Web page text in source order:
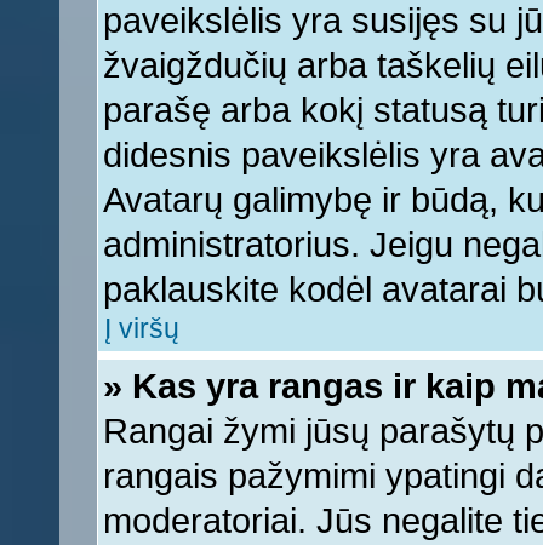
paveikslėlis yra susijęs su
žvaigždučių arba taškelių
parašę arba kokį statusą
didesnis paveikslėlis yra
Avatarų galimybę ir būdą,
administratorius. Jeigu
paklauskite kodėl avatarai
Į viršų
» Kas yra rangas ir kaip
Rangai žymi jūsų parašytų
rangais pažymimi ypatingi
moderatoriai. Jūs negalite